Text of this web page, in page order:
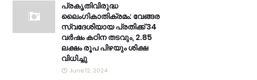
പ്രകൃതിവിരുദ്ധ
ലൈംഗികാതിക്രമം: വേങ്ങര
സ്വദേശിയായ പ്രതിക്ക് 34
വര്‍ഷം കഠിന തടവും, 2.85
ലക്ഷം രൂപ പിഴയും ശിക്ഷ
വിധിച്ചു
June 12, 2024